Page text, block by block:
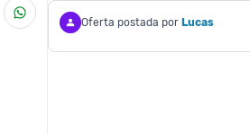
Oferta postada por Lucas